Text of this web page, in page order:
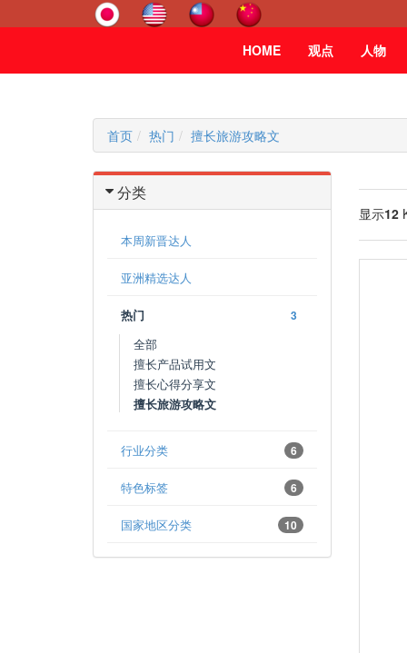
HOME 观点 人物
首页 热门 擅长旅游攻略文
分类
本周新晋达人
亚洲精选达人
3
热门
全部
擅长产品试用文
擅长心得分享文
擅长旅游攻略文
6
行业分类
6
特色标签
10
国家地区分类
显示12